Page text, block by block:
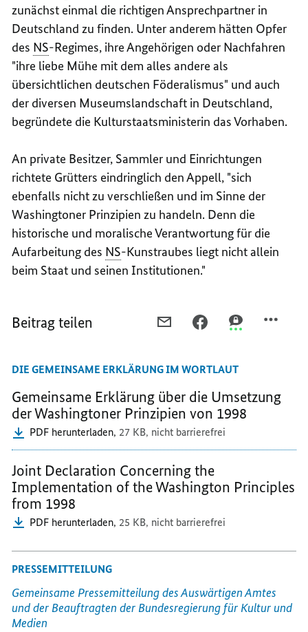
zunächst einmal die richtigen Ansprechpartner in
Deutschland zu finden. Unter anderem hätten Opfer
des NS-Regimes, ihre Angehörigen oder Nachfahren
"ihre liebe Mühe mit dem alles andere als
übersichtlichen deutschen Föderalismus" und auch
der diversen Museumslandschaft in Deutschland,
begründete die Kulturstaatsministerin das Vorhaben.
An private Besitzer, Sammler und Einrichtungen
richtete Grütters eindringlich den Appell, "sich
ebenfalls nicht zu verschließen und im Sinne der
Washingtoner Prinzipien zu handeln. Denn die
historische und moralische Verantwortung für die
Aufarbeitung des NS-Kunstraubes liegt nicht allein
beim Staat und seinen Institutionen."
Beitrag teilen
TEILEN,
BEKRÄFTIGT
PFLICHT
ZUR
AUFARBEITUNG
DEUTSCHLAND
PFLICHT
ZUR
AUFARBEITUNG
PFLICHT
ZUR
DIE GEMEINSAME ERKLÄRUNG IM WORTLAUT
Gemeinsame Erklärung über die Umsetzung
der Washingtoner Prinzipien von 1998
PDF herunterladen, 27 KB, nicht barrierefrei
Joint Declaration Concerning the
Implementation of the Washington Principles
from 1998
PDF herunterladen, 25 KB, nicht barrierefrei
PRESSEMITTEILUNG
Gemeinsame Pressemitteilung des Auswärtigen Amtes
und der Beauftragten der Bundesregierung für Kultur und
Medien